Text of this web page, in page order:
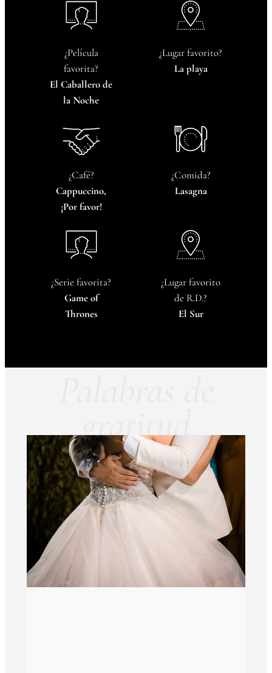
¿Película
favorita?
El Caballero de
la Noche
¿Lugar favorito?
La playa
¿Café?
Cappuccino,
¡Por favor!
¿Comida?
Lasagna
¿Serie favorita?
Game of
Thrones
¿Lugar favorito
de R.D.?
El Sur
gratitud